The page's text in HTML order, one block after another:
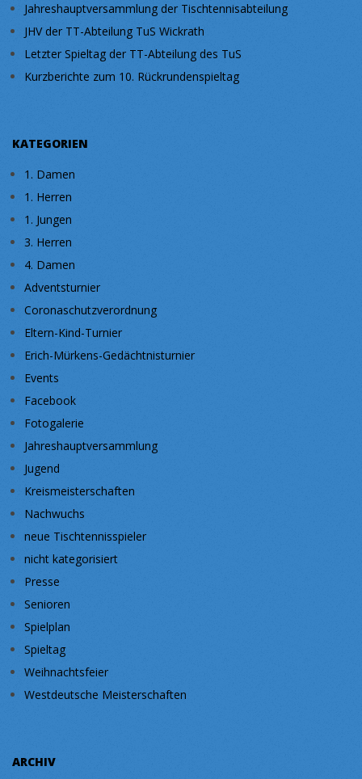
Jahreshauptversammlung der Tischtennisabteilung
JHV der TT-Abteilung TuS Wickrath
Letzter Spieltag der TT-Abteilung des TuS
Kurzberichte zum 10. Rückrundenspieltag
KATEGORIEN
1. Damen
1. Herren
1. Jungen
3. Herren
4. Damen
Adventsturnier
Coronaschutzverordnung
Eltern-Kind-Turnier
Erich-Mürkens-Gedächtnisturnier
Events
Facebook
Fotogalerie
Jahreshauptversammlung
Jugend
Kreismeisterschaften
Nachwuchs
neue Tischtennisspieler
nicht kategorisiert
Presse
Senioren
Spielplan
Spieltag
Weihnachtsfeier
Westdeutsche Meisterschaften
ARCHIV